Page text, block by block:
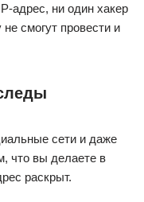
адрес, ни один хакер
смогут провести и
сети и даже
что вы делаете в
раскрыт.